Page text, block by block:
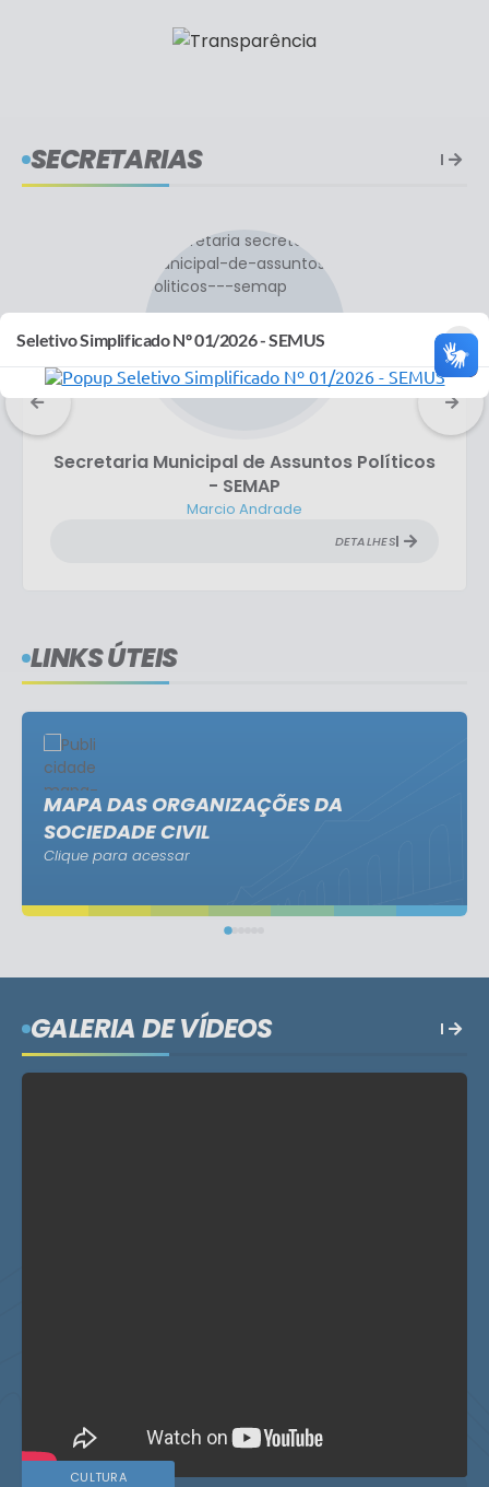
SECRETARIAS
Secretaria Municipal de Assuntos Políticos
- SEMAP
Marcio Andrade
DETALHES
LINKS ÚTEIS
MAPA DAS ORGANIZAÇÕES DA
SOCIEDADE CIVIL
Clique para acessar
GALERIA DE VÍDEOS
CULTURA
×
Seletivo Simplificado Nº 01/2026 - SEMUS